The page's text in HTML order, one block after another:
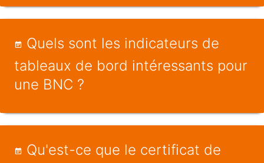
Quels sont les indicateurs de
tableaux de bord intéressants pour
une BNC ?
Qu'est-ce que le certificat de